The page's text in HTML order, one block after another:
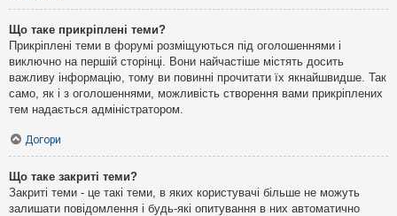
Що таке прикріплені теми?
Прикріплені теми в форумі розміщуються під оголошеннями і
виключно на першій сторінці. Вони найчастіше містять досить
важливу інформацію, тому ви повинні прочитати їх якнайшвидше. Так
само, як і з оголошеннями, можливість створення вами прикріплених
тем надається адміністратором.
Догори
Що таке закриті теми?
Закриті теми - це такі теми, в яких користувачі більше не можуть
залишати повідомлення і будь-які опитування в них автоматично